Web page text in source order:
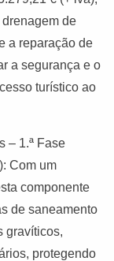
de
a reparação de
a segurança e o
turístico ao
– 1.ª Fase
Com um
componente
de saneamento
gravíticos,
protegendo